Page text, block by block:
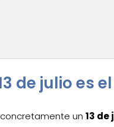
de julio es
concretamente un13 de